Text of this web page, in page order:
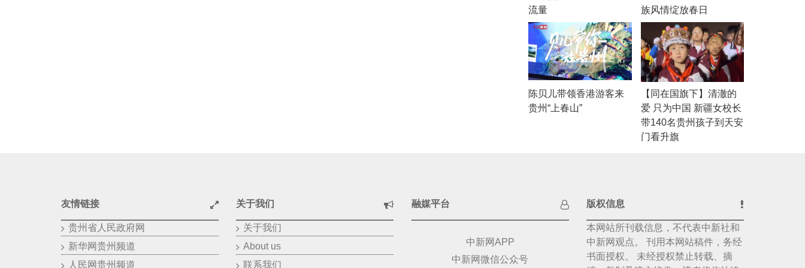
流量
族风情绽放春日
陈贝儿带领香港游客来
贵州“上春山”
【同在国旗下】清澈的
爱 只为中国 新疆女校长
带140名贵州孩子到天安
门看升旗
友情链接
贵州省人民政府网
新华网贵州频道
人民网贵州频道
关于我们
关于我们
About us
联系我们
融媒平台
中新网APP
中新网微信公众号
版权信息
本网站所刊载信息，不代表中新社和
中新网观点。 刊用本网站稿件，务经
书面授权。 未经授权禁止转载、摘